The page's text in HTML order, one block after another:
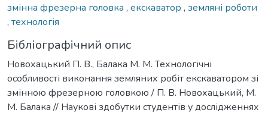
змінна фрезерна головка , екскаватор , земляні роботи
, технологія
Бібліографічний опис
Новохацький П. В., Балака М. М. Технологічні
особливості виконання земляних робіт екскаватором зі
змінною фрезерною головкою / П. В. Новохацький, М.
М. Балака // Наукові здобутки студентів у дослідженнях